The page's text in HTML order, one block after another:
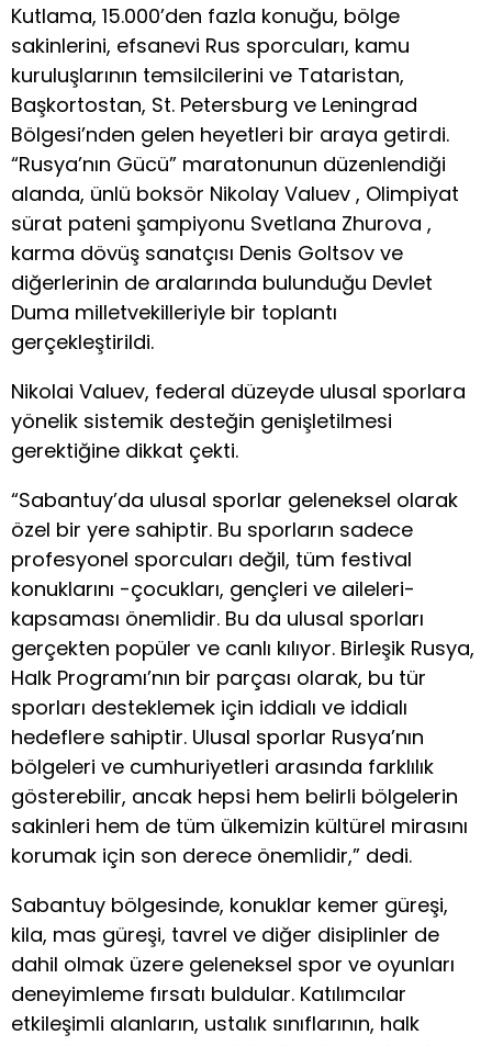
Kutlama, 15.000’den fazla konuğu, bölge
sakinlerini, efsanevi Rus sporcuları, kamu
kuruluşlarının temsilcilerini ve Tataristan,
Başkortostan, St. Petersburg ve Leningrad
Bölgesi’nden gelen heyetleri bir araya getirdi.
“Rusya’nın Gücü” maratonunun düzenlendiği
alanda, ünlü boksör Nikolay Valuev , Olimpiyat
sürat pateni şampiyonu Svetlana Zhurova ,
karma dövüş sanatçısı Denis Goltsov ve
diğerlerinin de aralarında bulunduğu Devlet
Duma milletvekilleriyle bir toplantı
gerçekleştirildi.
Nikolai Valuev, federal düzeyde ulusal sporlara
yönelik sistemik desteğin genişletilmesi
gerektiğine dikkat çekti.
“Sabantuy’da ulusal sporlar geleneksel olarak
özel bir yere sahiptir. Bu sporların sadece
profesyonel sporcuları değil, tüm festival
konuklarını -çocukları, gençleri ve aileleri-
kapsaması önemlidir. Bu da ulusal sporları
gerçekten popüler ve canlı kılıyor. Birleşik Rusya,
Halk Programı’nın bir parçası olarak, bu tür
sporları desteklemek için iddialı ve iddialı
hedeflere sahiptir. Ulusal sporlar Rusya’nın
bölgeleri ve cumhuriyetleri arasında farklılık
gösterebilir, ancak hepsi hem belirli bölgelerin
sakinleri hem de tüm ülkemizin kültürel mirasını
korumak için son derece önemlidir,” dedi.
Sabantuy bölgesinde, konuklar kemer güreşi,
kila, mas güreşi, tavrel ve diğer disiplinler de
dahil olmak üzere geleneksel spor ve oyunları
deneyimleme fırsatı buldular. Katılımcılar
etkileşimli alanların, ustalık sınıflarının, halk